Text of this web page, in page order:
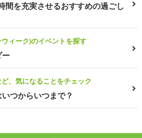
間を充実させるおすすめの過ごし
ィーク)のイベントを探す
ー
、気になることをチェック
つからいつまで？